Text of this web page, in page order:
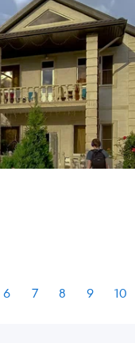
6 7 8 9 10